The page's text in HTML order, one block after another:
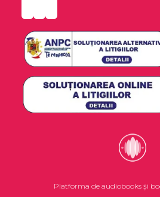
Platforma de audiobooks și